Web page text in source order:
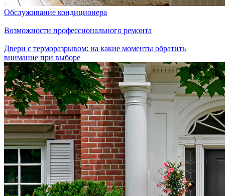
Обслуживание кондиционера
Возможности профессионального ремонта
Двери с терморазрывом: на какие моменты обратить
внимание при выборе